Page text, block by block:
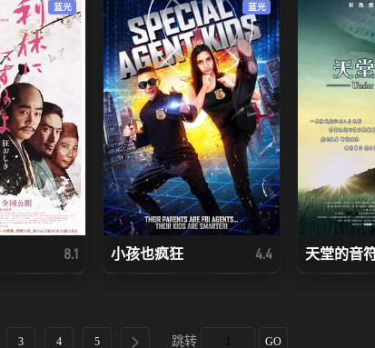
蓝光
8.1
蓝光
小孩也疯狂 4.4 天堂的音
3 4 5 跳转 GO